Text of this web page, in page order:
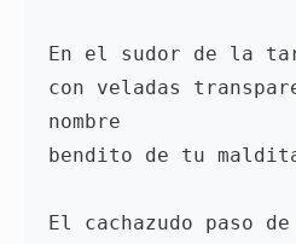
En el sudor de la
con veladas
nombre
bendito de tu
El cachazudo paso